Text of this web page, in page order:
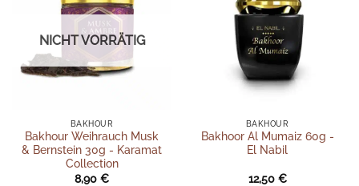
NICHT VORRÄTIG
BAKHOUR
Bakhour Weihrauch Musk
& Bernstein 30g - Karamat
Collection
8,90 €
BAKHOUR
Bakhoor Al Mumaiz 60g -
El Nabil
12,50 €